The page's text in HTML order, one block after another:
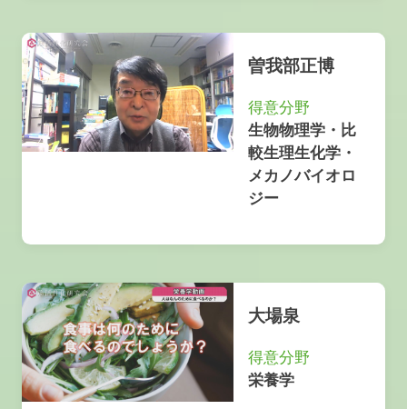
曽我部正博
得意分野
生物物理学・比
較生理生化学・
メカノバイオロ
ジー
大場泉
得意分野
栄養学